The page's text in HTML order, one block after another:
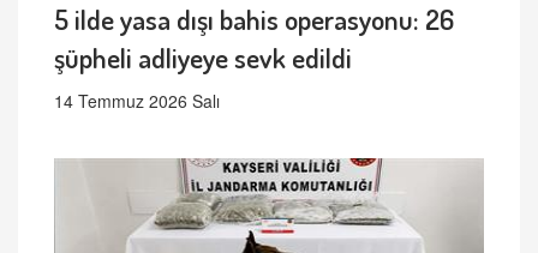
5 ilde yasa dışı bahis operasyonu: 26
şüpheli adliyeye sevk edildi
14 Temmuz 2026 Salı